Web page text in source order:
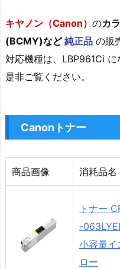
キヤノン（Canon） のカ
(BCMY)など純正品 の販
対応機種は、LBP961Ci
是非ご覧ください。
Canonトナー
商品画像 消耗品名
トナー
-
小容量イ
ロー